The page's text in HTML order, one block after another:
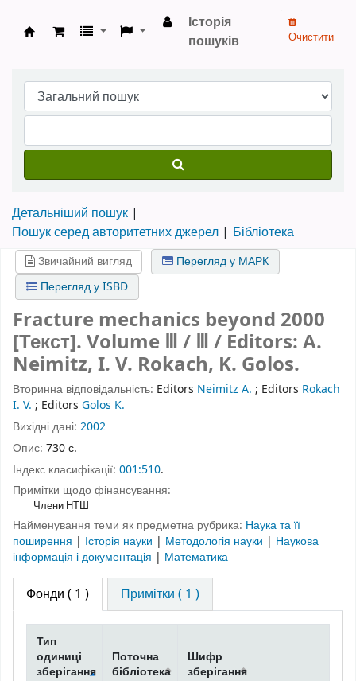
Бібліотека НТШ › Електронний каталог
Історія
пошуків
Очистити
Детальніший пошук
Пошук серед авторитетних джерел
Бібліотека
Звичайний вигляд
Перегляд у МАРК
Перегляд у ISBD
Fracture mechanics beyond 2000
[Текст].Volume Ⅲ / Ⅲ/ Editors: A.
Neimitz, I. V. Rokach, K. Golos.
Вторинна відповідальність: Editors Neimitz A. ; Editors Rokach
I. V. ; Editors Golos K.
Вихідні дані: 2002
Опис: 730 с.
Індекс класифікації: 001:510.
Примітки щодо фінансування:
Члени НТШ
Найменування теми як предметна рубрика: Наука та її
поширення | Історія науки | Методологія науки | Наукова
інформація і документація | Математика
Фонди ( 1 ) Примітки ( 1 )
Тип
одиниці
зберігання
Поточна
бібліотека
Шифр
зберігання